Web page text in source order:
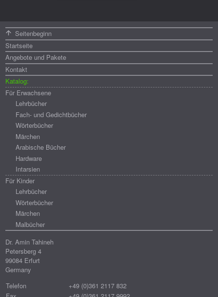
MenüSeitenbeginn
Startseite
Angebote und Pakete
Kontakt
Katalog:
Für Erwachsene
Lehrbücher
Fach- und Gedichtbücher
Wörterbücher
Märchen
Arabische Bücher
Hardware
Intarsien
Für Kinder
Lehrbücher
Wörterbücher
Märchen
Malbücher
Dr. Amin Tahineh
Petersberg 4
99084 Erfurt
Germany
Telefon
+49 (0)361 2117 832